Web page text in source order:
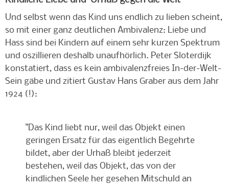
Und selbst wenn das Kind uns endlich zu lieben scheint,
so mit einer ganz deutlichen Ambivalenz: Liebe und
Hass sind bei Kindern auf einem sehr kurzen Spektrum
und oszillieren deshalb unaufhörlich. Peter Sloterdijk
konstatiert, dass es kein ambivalenzfreies In-der-Welt-
Sein gäbe und zitiert Gustav Hans Graber aus dem Jahr
1924 (!):
"Das Kind liebt nur, weil das Objekt einen
geringen Ersatz für das eigentlich Begehrte
bildet, aber der Urhaß bleibt jederzeit
bestehen, weil das Objekt, das von der
kindlichen Seele her gesehen Mitschuld an